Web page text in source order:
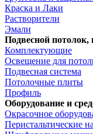
Краска и Лаки
Растворители
Эмали
Подвесной
Комплектующие
Освещение для
Подвесная система
Потолочные плиты
Профиль
Оборудование и
Окрасочное
Перистальтические